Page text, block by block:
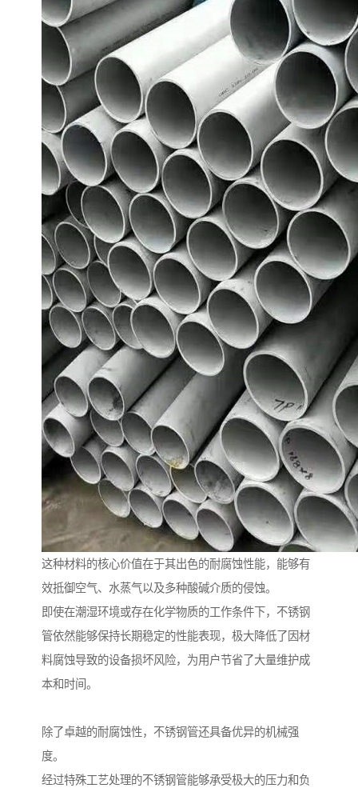
这种材料的核心价值在于其出色的耐腐蚀性能，能够有
效抵御空气、水蒸气以及多种酸碱介质的侵蚀。
即使在潮湿环境或存在化学物质的工作条件下，不锈钢
管依然能够保持长期稳定的性能表现，极大降低了因材
料腐蚀导致的设备损坏风险，为用户节省了大量维护成
本和时间。
除了卓越的耐腐蚀性，不锈钢管还具备优异的机械强
度。
经过特殊工艺处理的不锈钢管能够承受极大的压力和负